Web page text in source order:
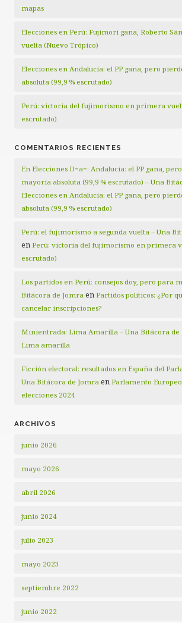
mapas
Elecciones en Perú: Fujimori gana, Roberto
vuelta (Nuevo Trópico)
Elecciones en Andalucía: el PP gana, pero
absoluta (99,9 % escrutado)
Perú: victoria del fujimorismo en primera
escrutado)
COMENTARIOS RECIENTES
En Elecciones D=a=: Andalucía: el PP gana,
mayoría absoluta (99,9 % escrutado) – Una
Elecciones en Andalucía: el PP gana, pero
absoluta (99,9 % escrutado)
Perú: el fujimorismo a segunda vuelta – Una
en Perú: victoria del fujimorismo en primera
escrutado)
Los partidos en Perú: consejos doy, pero para
Bitácora de Jomra en Partidos políticos: ¿Por
cancelar inscripciones?
Minientrada: Lima Amarilla – Una Bitácora de
Lima amarilla
Ficción electoral: resultados en España del
Una Bitácora de Jomra en Parlamento
elecciones 2024
ARCHIVOS
junio 2026
mayo 2026
abril 2026
junio 2024
julio 2023
mayo 2023
septiembre 2022
junio 2022